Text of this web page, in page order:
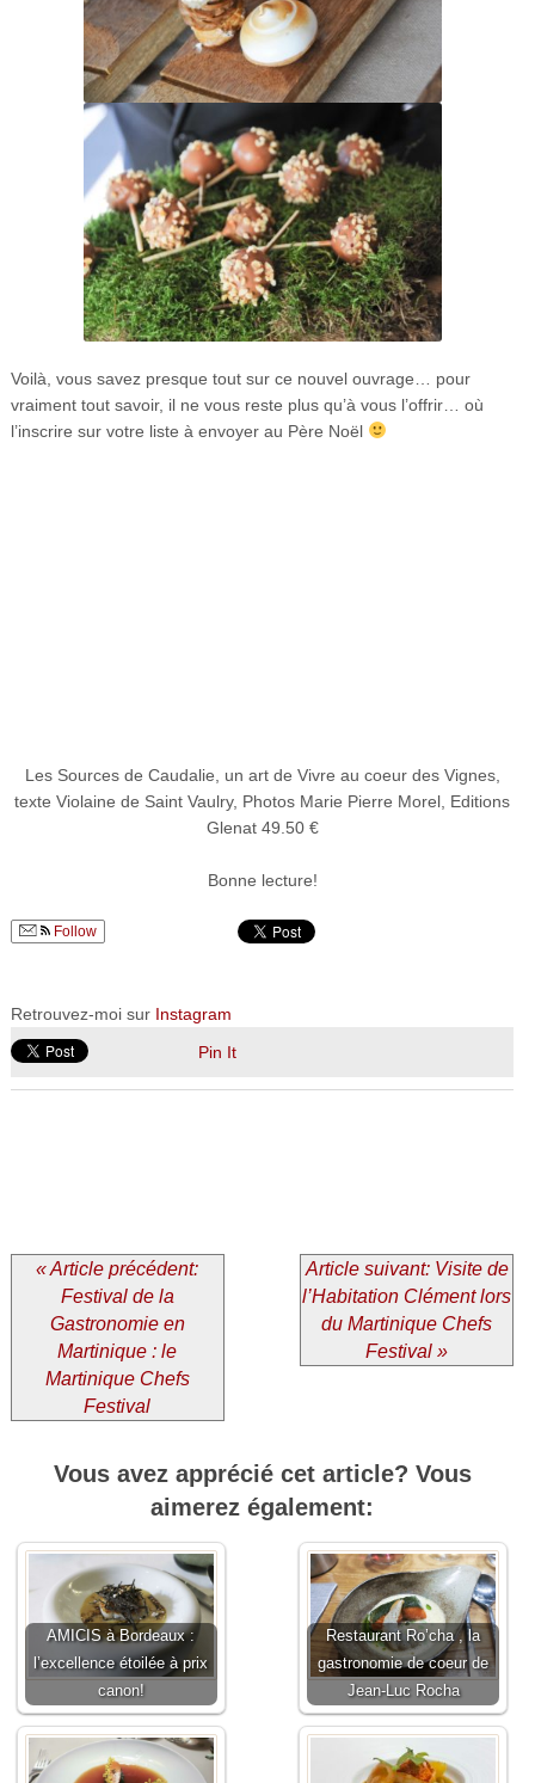
Voilà, vous savez presque tout sur ce nouvel ouvrage… pour
vraiment tout savoir, il ne vous reste plus qu’à vous l’offrir… où
l’inscrire sur votre liste à envoyer au Père Noël
Les Sources de Caudalie, un art de Vivre au coeur des Vignes,
texte Violaine de Saint Vaulry, Photos Marie Pierre Morel, Editions
Glenat 49.50 €
Bonne lecture!
Follow
Retrouvez-moi sur Instagram
Pin It
« Article précédent:
Festival de la
Gastronomie en
Martinique : le
Martinique Chefs
Festival
Article suivant: Visite de
l’Habitation Clément lors
du Martinique Chefs
Festival »
Vous avez apprécié cet article? Vous
aimerez également:
AMICIS à Bordeaux :
l’excellence étoilée à prix
canon!
Restaurant Ro’cha , la
gastronomie de coeur de
Jean-Luc Rocha